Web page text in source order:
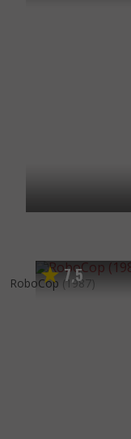
7,5
RoboCop (1987)